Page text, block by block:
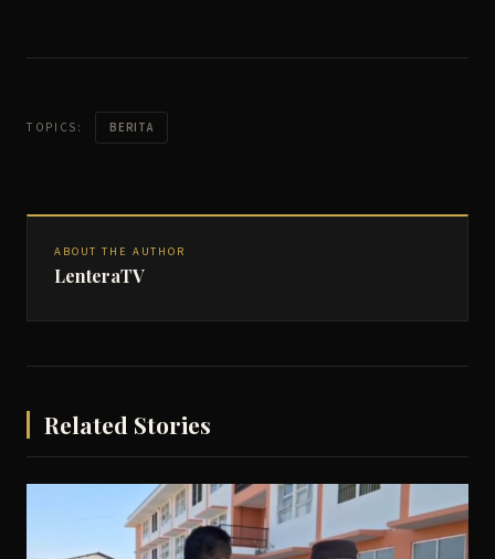
TOPICS: BERITA
ABOUT THE AUTHOR
LenteraTV
Related Stories